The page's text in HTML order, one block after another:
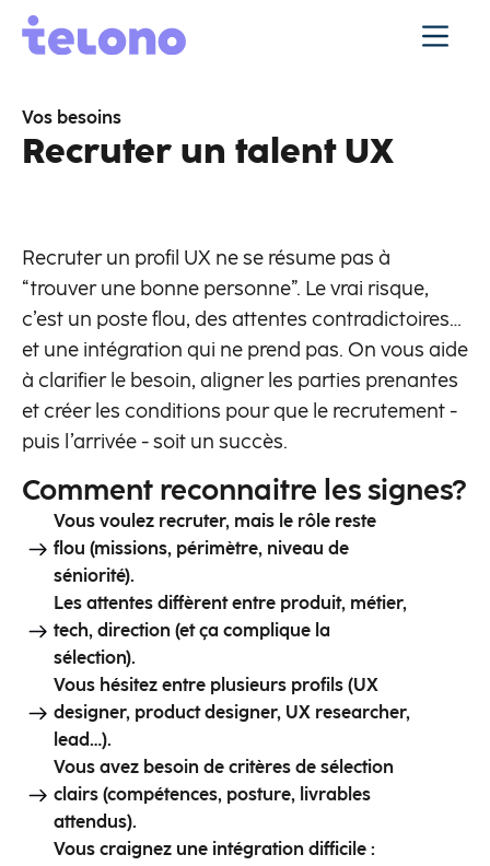
Vos besoins
Recruter un talent UX
Recruter un profil UX ne se résume pas à
“trouver une bonne personne”. Le vrai risque,
c’est un poste flou, des attentes contradictoires…
et une intégration qui ne prend pas. On vous aide
à clarifier le besoin, aligner les parties prenantes
et créer les conditions pour que le recrutement -
puis l’arrivée - soit un succès.
Comment reconnaitre les signes?
Vous voulez recruter, mais le rôle reste
flou (missions, périmètre, niveau de
séniorité).
Les attentes diffèrent entre produit, métier,
tech, direction (et ça complique la
sélection).
Vous hésitez entre plusieurs profils (UX
designer, product designer, UX researcher,
lead…).
Vous avez besoin de critères de sélection
clairs (compétences, posture, livrables
attendus).
Vous craignez une intégration difficile :